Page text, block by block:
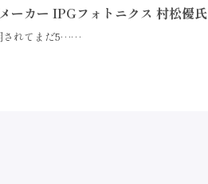
ーカー IPGフォトニクス 村松優氏
されてまだ5……